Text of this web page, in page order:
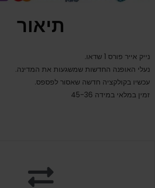
תיאור
נייק אייר פורס 1 שדאו.
נעלי האופנה החדשות שמשגעות את המדינה.
עכשיו בקולקציה חדשה שאסור לפספס.
זמין במלאי במידה 45-36